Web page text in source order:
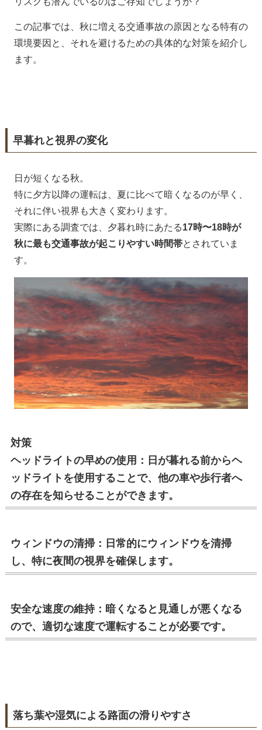
この記事では、秋に増える交通事故の原因となる特有の
環境要因と、それを避けるための具体的な対策を紹介し
ます。
早暮れと視界の変化
日が短くなる秋。
特に夕方以降の運転は、夏に比べて暗くなるのが早く、
それに伴い視界も大きく変わります。
実際にある調査では、夕暮れ時にあたる17時〜18時が
秋に最も交通事故が起こりやすい時間帯とされていま
す。
対策
ヘッドライトの早めの使用：日が暮れる前からヘ
ッドライトを使用することで、他の車や歩行者へ
の存在を知らせることができます。
ウィンドウの清掃：日常的にウィンドウを清掃
し、特に夜間の視界を確保します。
安全な速度の維持：暗くなると見通しが悪くなる
ので、適切な速度で運転することが必要です。
落ち葉や湿気による路面の滑りやすさ